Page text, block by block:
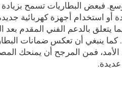
فبعض البطاريات تسمح
أو استخدام أجهزة كهربائية
يتعلق بالدعم الفني المقدم
كما ينبغي أن تعكس ضمانات
فمن المرجح أن يمنحك